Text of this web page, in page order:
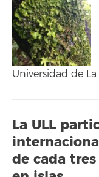
Universidad de
La ULL
de cada